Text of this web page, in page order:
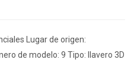
Lugar de origen:
de modelo: 9 Tipo: llavero 3D